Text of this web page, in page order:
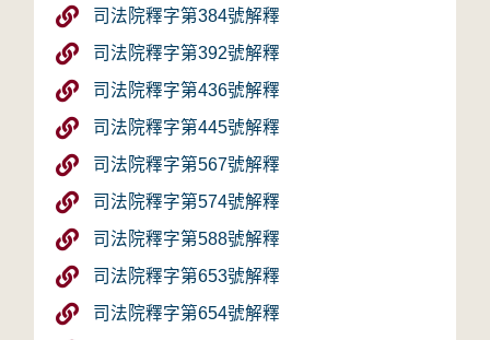
司法院釋字第384號解釋
司法院釋字第392號解釋
司法院釋字第436號解釋
司法院釋字第445號解釋
司法院釋字第567號解釋
司法院釋字第574號解釋
司法院釋字第588號解釋
司法院釋字第653號解釋
司法院釋字第654號解釋